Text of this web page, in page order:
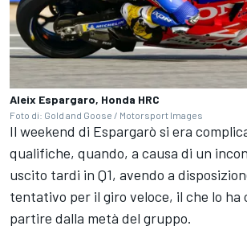
Aleix Espargaro, Honda HRC
Foto di: Gold and Goose / Motorsport Images
Il weekend di Espargarò si era
qualifiche, quando, a causa di un
uscito tardi in Q1, avendo a
tentativo per il giro veloce, il che lo ha
partire dalla metà del gruppo.